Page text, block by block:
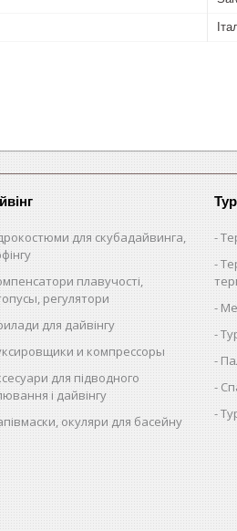
для скубадайвинга,
плавучості,
регулятори
для дайвінгу
и компрессоры
для підводного
і дайвінгу
окуляри для басейну